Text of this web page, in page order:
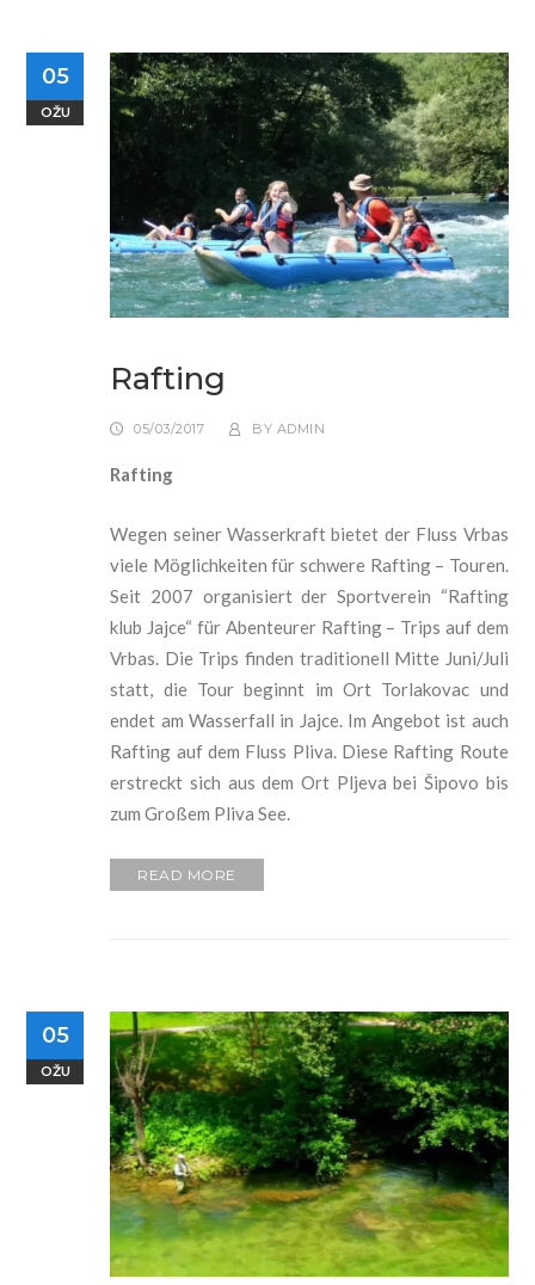
05
OŽU
Rafting
05/03/2017 BY ADMIN
Rafting
Wegen seiner Wasserkraft bietet der Fluss Vrbas
viele Möglichkeiten für schwere Rafting – Touren.
Seit 2007 organisiert der Sportverein “Rafting
klub Jajce“ für Abenteurer Rafting – Trips auf dem
Vrbas. Die Trips finden traditionell Mitte Juni/Juli
statt, die Tour beginnt im Ort Torlakovac und
endet am Wasserfall in Jajce. Im Angebot ist auch
Rafting auf dem Fluss Pliva. Diese Rafting Route
erstreckt sich aus dem Ort Pljeva bei Šipovo bis
zum Großem Pliva See.
READ MORE
05
OŽU